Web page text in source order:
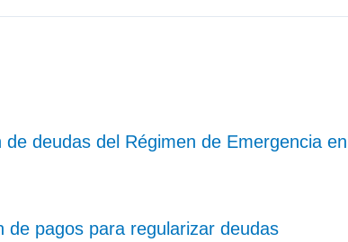
deudas del Régimen de Emergencia en
de pagos para regularizar deudas